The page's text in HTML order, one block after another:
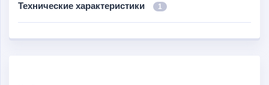
Технические характеристики 1